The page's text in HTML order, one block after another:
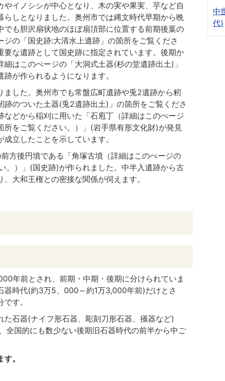
イノシシが中心となり、木の実や果実、芋など自
しとなりました。奥州市では縄文時代早期から晩
も胆沢扇状地のほぼ扇頂部に位置する前期後葉の
の「国史跡:大清水上遺跡」の箇所をご覧くださ
な遺跡として国史跡に指定されています。後期か
はこのぺージの「大洞式土器(杉の堂遺跡出土)」
が作られるようになります。
した。奥州市でも常盤広町遺跡や兎2遺跡から籾
のついた土器(兎2遺跡出土)」の箇所をご覧くださ
どから稲刈に用いた「石庖丁（詳細はこのぺージ
をご覧ください。）」(岩手県有形文化財)が発見
立したことを示しています。
方後円墳である「角塚古墳（詳細はこのぺージの
。）」(国史跡)が作られました。中半入遺跡から古
大和王権との密接な関係が伺えます。
年前とされ、前期・中期・後期に分けられていま
器時代(約3万5、000～約1万3,000年前)だけとさ
す。
石器(ナイフ形石器、彫刻刀形石器、掻器など)
全国的にも数少ない後期旧石器時代の前半から中ご
。
中
代)